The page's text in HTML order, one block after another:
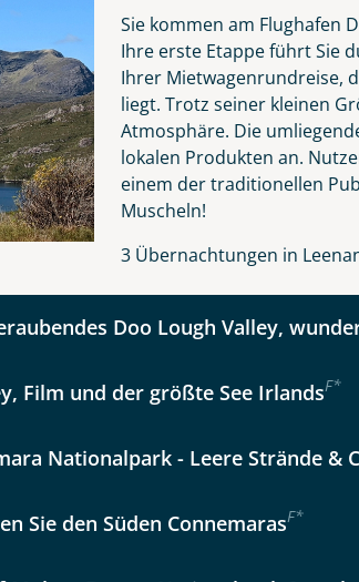
Merkliste
Keine Reisen auf der Merkliste
- die grüne Insel
Sie kommen am Flughafen
Ihre erste Etappe führt Sie
Ihrer Mietwagenrundreise,
liegt. Trotz seiner kleinen
Atmosphäre. Die
lokalen Produkten an.
einem der traditionellen
Muscheln!
3 Übernachtungen in
Doo Lough Valley,
Film und der größte See IrlandsF*
Nationalpark - Leere Strände &
Sie den Süden ConnemarasF*